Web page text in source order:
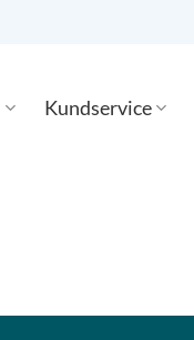
Kundservice